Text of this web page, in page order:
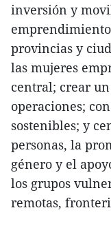
inversión y
provincias y
las mujeres
central; crear
operaciones;
sostenibles; y
personas, la
género y el
los grupos
remotas,